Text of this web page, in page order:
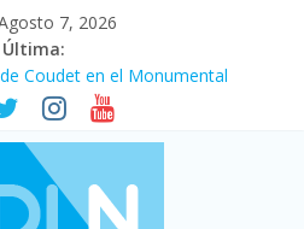
7, 2026
Última:
usados en julio: bajó un 12,6%
Coudet en el Monumental
más alto en dos décadas y ya
Fe
41.000 kioscos: el sector